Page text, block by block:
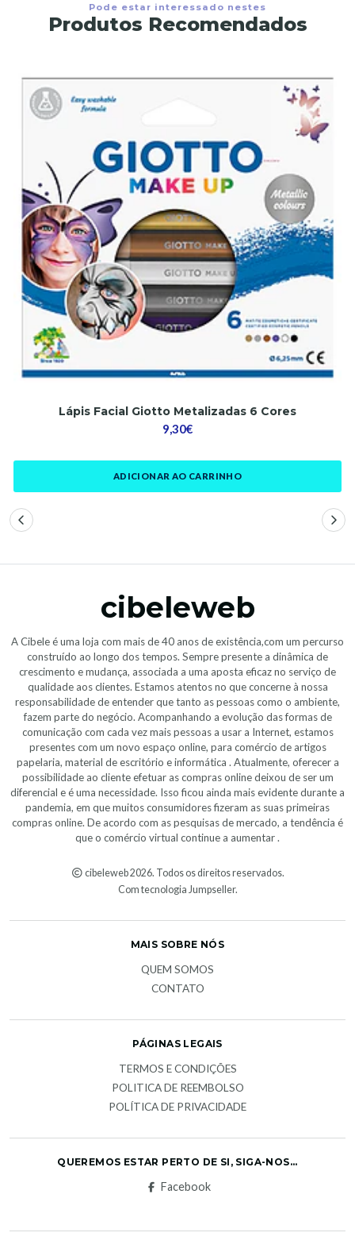
Pode estar interessado nestes
Produtos Recomendados
Lápis Facial Giotto Metalizadas 6 Cores
9,30€
ADICIONAR AO CARRINHO
cibeleweb
A Cibele é uma loja com mais de 40 anos de existência,com um percurso
construído ao longo dos tempos. Sempre presente a dinâmica de
crescimento e mudança, associada a uma aposta eficaz no serviço de
qualidade aos clientes. Estamos atentos no que concerne à nossa
responsabilidade de entender que tanto as pessoas como o ambiente,
fazem parte do negócio. Acompanhando a evolução das formas de
comunicação com cada vez mais pessoas a usar a Internet, estamos
presentes com um novo espaço online, para comércio de artigos
papelaria, material de escritório e informática . Atualmente, oferecer a
possibilidade ao cliente efetuar as compras online deixou de ser um
diferencial e é uma necessidade. Isso ficou ainda mais evidente durante a
pandemia, em que muitos consumidores fizeram as suas primeiras
compras online. De acordo com as pesquisas de mercado, a tendência é
que o comércio virtual continue a aumentar .
cibeleweb 2026. Todos os direitos reservados.
Com tecnologia Jumpseller.
MAIS SOBRE NÓS
QUEM SOMOS
CONTATO
PÁGINAS LEGAIS
TERMOS E CONDIÇÕES
POLITICA DE REEMBOLSO
POLÍTICA DE PRIVACIDADE
QUEREMOS ESTAR PERTO DE SI, SIGA-NOS...
Facebook